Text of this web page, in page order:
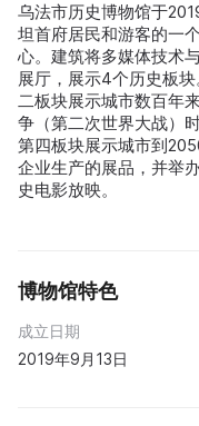
乌法市历史博物馆于
坦首府居民和游客的一
心。建筑将多媒体技术
展厅，展示4个历史板
二板块展示城市数百年
争（第二次世界大战）
第四板块展示城市到
企业生产的展品，并举
史电影放映。
博物馆特色
成立日期
2019年9月13日